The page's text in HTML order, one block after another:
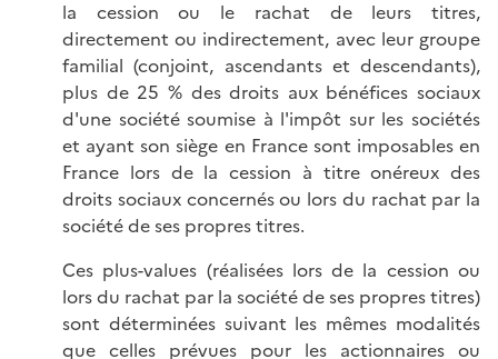
la cession ou le rachat de leurs titres,
directement ou indirectement, avec leur groupe
familial (conjoint, ascendants et descendants),
plus de 25 % des droits aux bénéfices sociaux
d'une société soumise à l'impôt sur les sociétés
et ayant son siège en France sont imposables en
France lors de la cession à titre onéreux des
droits sociaux concernés ou lors du rachat par la
société de ses propres titres.
Ces plus-values (réalisées lors de la cession ou
lors du rachat par la société de ses propres titres)
sont déterminées suivant les mêmes modalités
que celles prévues pour les actionnaires ou